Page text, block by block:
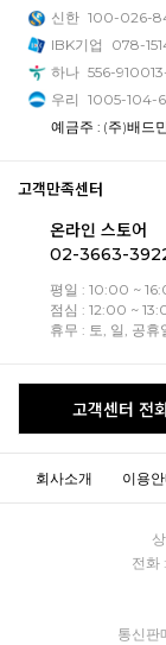
신한 100-026-
IBK기업
078-
하나 556-
우리 1005-104-
예금주 : (주)배드
고객만족센터
온라인 스토어
02-3663-
평일 : 10:00 ~
점심 : 12:00 ~
휴무 : 토, 일, 공휴
고객센터 전
회사소개 이용
전화
통신판